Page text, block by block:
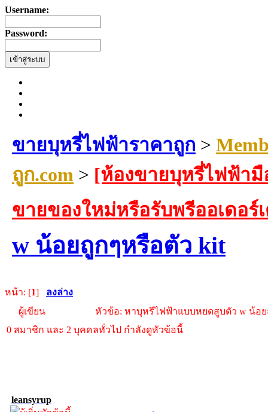
Username:
Password:
ขายบุหรี่ไฟฟ้าราคาถูก >
ถูก.com> [ห้องขายบุหรี่ไฟฟ้ามื
ขายของใหม่หรือรับพรีออเดอร์
w น้อยถูกๆหรือตัว kit
หน้า: [1] ลงล่าง
ผู้เขียน
หัวข้อ: หาบุหรีไฟฟ้าแบบหยดสูบตัว w น้อย
0 สมาชิก และ 2 บุคคลทั่วไป กำลังดูหัวข้อนี้
leansyrup